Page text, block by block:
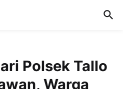
Polsek Tallo
Warga